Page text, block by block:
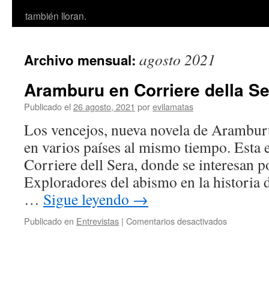
también lloran.
Archivo mensual: agosto 2021
Aramburu en Corriere della
Publicado el 26 agosto, 2021 porevilamatas
Los vencejos, nueva novela de
en varios países al mismo tiempo. Esta
Corriere dell Sera, donde se interesan
Exploradores del abismo en la historia
… Sigue leyendo →
Publicado en Entrevistas | Comentarios desactivados